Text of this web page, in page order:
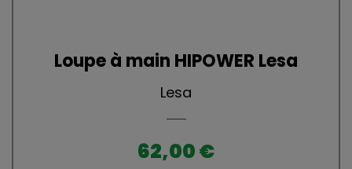
Loupe à main HIPOWER Lesa
Lesa
Prix
62,00 €